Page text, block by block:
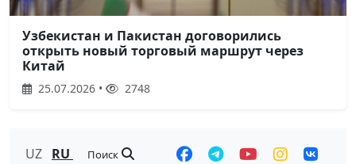
Узбекистан и Пакистан договорились
открыть новый торговый маршрут через
Китай
25.07.2026 • 2748
UZ RU Поиск